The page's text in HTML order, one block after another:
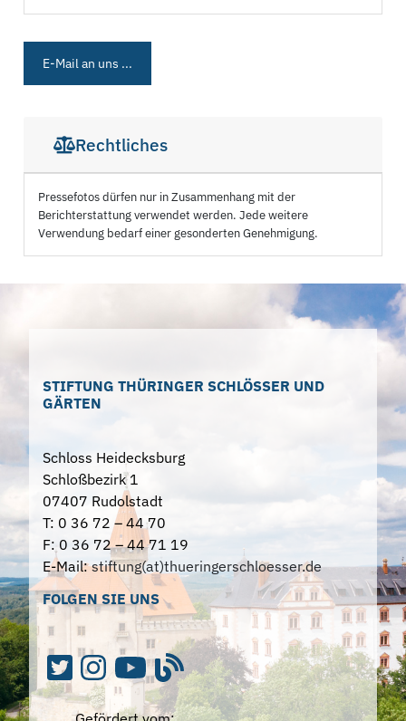
E-Mail an uns ...
Rechtliches
Pressefotos dürfen nur in Zusammenhang mit der
Berichterstattung verwendet werden. Jede weitere
Verwendung bedarf einer gesonderten Genehmigung.
STIFTUNG THÜRINGER SCHLÖSSER UND
GÄRTEN
Schloss Heidecksburg
Schloßbezirk 1
07407 Rudolstadt
T: 0 36 72 – 44 70
F: 0 36 72 – 44 71 19
E-Mail:stiftung(at)thueringerschloesser.de
FOLGEN SIE UNS